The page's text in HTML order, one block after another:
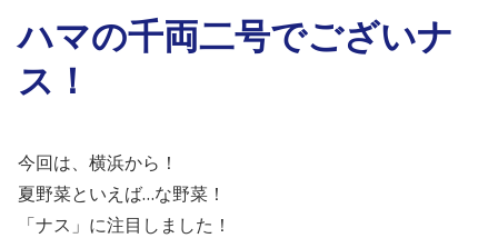
ハマの千両二号でございナ
ス！
今回は、横浜から！
夏野菜といえば…な野菜！
「ナス」に注目しました！